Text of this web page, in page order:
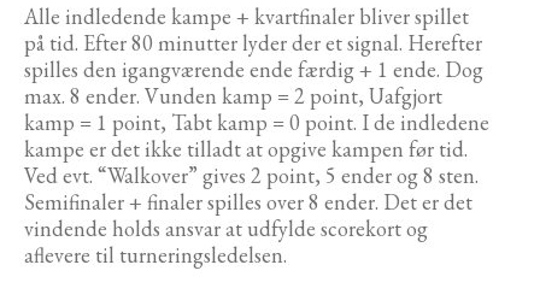
Alle indledende kampe + kvartfinaler bliver spillet
på tid. Efter 80 minutter lyder der et signal. Herefter
spilles den igangværende ende færdig + 1 ende. Dog
max. 8 ender. Vunden kamp = 2 point, Uafgjort
kamp = 1 point, Tabt kamp = 0 point. I de indledene
kampe er det ikke tilladt at opgive kampen før tid.
Ved evt. “Walkover” gives 2 point, 5 ender og 8 sten.
Semifinaler + finaler spilles over 8 ender. Det er det
vindende holds ansvar at udfylde scorekort og
aflevere til turneringsledelsen.